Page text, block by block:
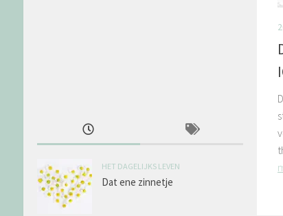
HET DAGELIJKS LEVEN
Dat ene zinnetje